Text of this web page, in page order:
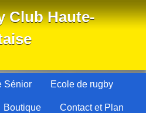
Club Haute-
Sénior Ecole de rugby
Boutique Contact et Plan